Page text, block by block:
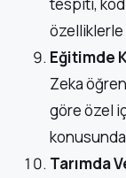
özelliklerle
Eğitimde
Zeka
göre özel
konusunda
Tarımda